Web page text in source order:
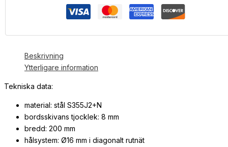
Beskrivning
Ytterligare information
Tekniska data:
material: stål S355J2+N
bordsskivans tjocklek: 8 mm
bredd: 200 mm
hålsystem: Ø16 mm i diagonalt rutnät